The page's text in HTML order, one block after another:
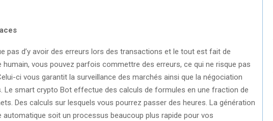
pas d’y avoir des erreurs lors des transactions et le tout est fait de
humain, vous pouvez parfois commettre des erreurs, ce qui ne risque pas
ci vous garantit la surveillance des marchés ainsi que la négociation
Le smart crypto Bot effectue des calculs de formules en une fraction de
Des calculs sur lesquels vous pourrez passer des heures. La génération
soit un processus beaucoup plus rapide pour vos